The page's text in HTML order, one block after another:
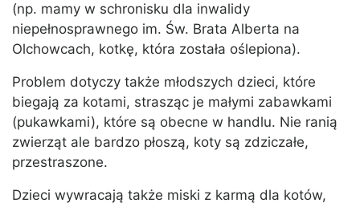
(np. mamy w schronisku dla inwalidy
niepełnosprawnego im. Św. Brata Alberta na
Olchowcach, kotkę, która została oślepiona).
Problem dotyczy także młodszych dzieci, które
biegają za kotami, strasząc je małymi zabawkami
(pukawkami), które są obecne w handlu. Nie ranią
zwierząt ale bardzo płoszą, koty są zdziczałe,
przestraszone.
Dzieci wywracają także miski z karmą dla kotów,